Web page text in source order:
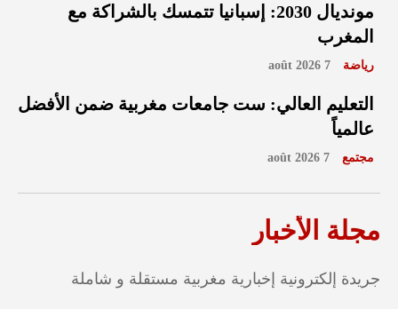
مونديال 2030: إسبانيا تتمسك بالشراكة مع
المغرب
رياضة 7 août 2026
التعليم العالي: ست جامعات مغربية ضمن الأفضل
عالمياً
مجتمع 7 août 2026
مجلة الأخبار
جريدة إلكترونية إخبارية مغربية مستقلة و شاملة